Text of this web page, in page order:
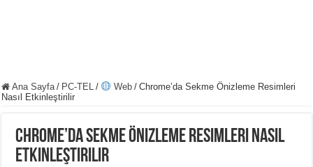
Ana Sayfa / PC-TEL / Web / Chrome’da Sekme Önizleme Resimleri
Nasıl Etkinleştirilir
Chrome’da Sekme Önizleme Resimleri Nasıl
Etkinleştirilir